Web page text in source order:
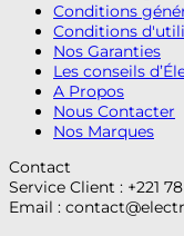
Conditions
Conditions
Nos Garanties
Les conseils
A Propos
Nous Contacter
Nos Marques
Contact
Service Client : +221
Email :